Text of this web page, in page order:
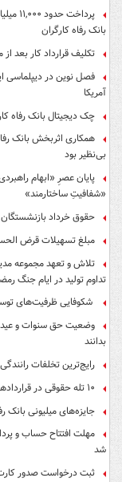
بانک رفاه کارگران
تکلیف قرارداد کار بعد
آمریکا
چک دیجیتال بانک رفاه
همکاری اثربخش بانک
بی‌نظیر بود
پایان عصرِ «ابهام
«شفافیتِ ساختارمند»
حقوق خرداد بازنشستگان
مبلغ تسهیلات قرض الحسنه بازنشستگان
تلاش و تعهد مجموعه
تداوم تولید در ایام جنگ
شکوفایی ظرفیت‌های
وضعیت حق سنوات و عیدی
بدانند
رایج‌ترین تخلفات
۱۰ تله حقوقی در قراردادهای کار؛ از بیمه اجباری تا سفیدامضاء خطرناک
جایزه‌های میلیونی بانک
شد
ثبت درخواست صدور